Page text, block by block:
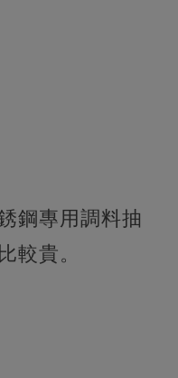
鋼專用調料抽
較貴。